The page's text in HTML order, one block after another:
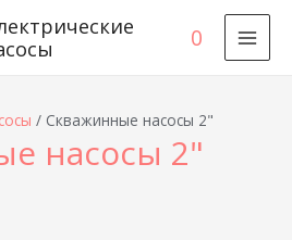
0
/ Скважинные насосы 2"
насосы 2"